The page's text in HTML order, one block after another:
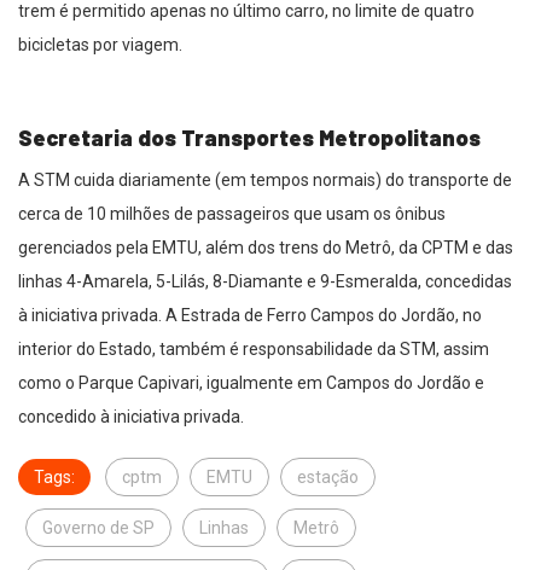
trem é permitido apenas no último carro, no limite de quatro
bicicletas por viagem.
Secretaria dos Transportes Metropolitanos
A STM cuida diariamente (em tempos normais) do transporte de
cerca de 10 milhões de passageiros que usam os ônibus
gerenciados pela EMTU, além dos trens do Metrô, da CPTM e das
linhas 4-Amarela, 5-Lilás, 8-Diamante e 9-Esmeralda, concedidas
à iniciativa privada. A Estrada de Ferro Campos do Jordão, no
interior do Estado, também é responsabilidade da STM, assim
como o Parque Capivari, igualmente em Campos do Jordão e
concedido à iniciativa privada.
Tags: cptm EMTU estação
Governo de SP Linhas Metrô